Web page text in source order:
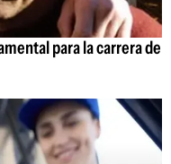
para la carrera de